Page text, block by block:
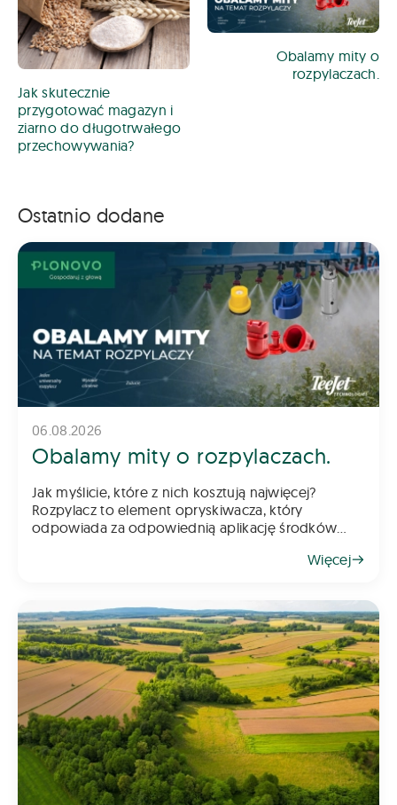
Jak skutecznie
przygotować magazyn i
ziarno do długotrwałego
przechowywania?
Obalamy mity o
rozpylaczach.
Ostatnio dodane
06.08.2026
Obalamy mity o rozpylaczach.
Jak myślicie, które z nich kosztują najwięcej?
Rozpylacz to element opryskiwacza, który
odpowiada za odpowiednią aplikację środków
Więcej